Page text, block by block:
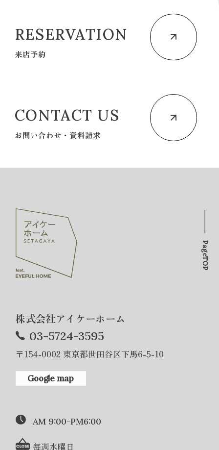
RESERVATION
来店予約
CONTACT US
お問い合わせ・資料請求
株式会社アイケーホーム
03-5724-3595
〒154-0002 東京都世田谷区下馬6-5-10
Google map
AM 9:00-PM6:00
毎週水曜日
PageTOP